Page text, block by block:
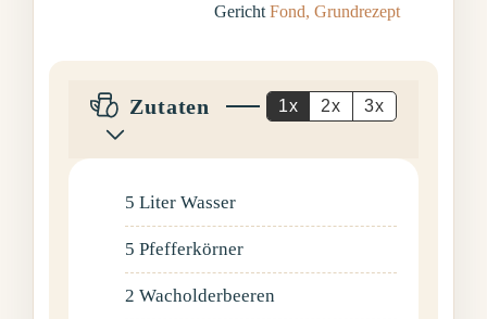
GerichtFond, Grundrezept
Zutaten 1x 2x 3x
5 Liter Wasser
5 Pfefferkörner
2 Wacholderbeeren